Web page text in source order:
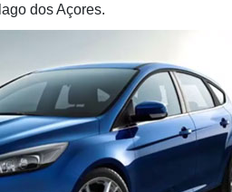
dos Açores.